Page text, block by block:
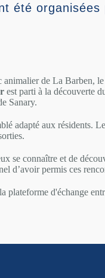
été
animalier de La Barben,
est parti à la découverte
Sanary.
adapté aux résidents.
se connaître et de
d’avoir permis ces
plateforme d'échange